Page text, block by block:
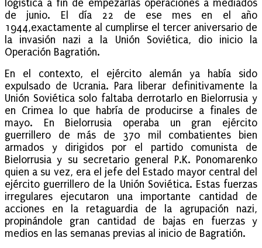
logística a fin de empezarlas operaciones a mediados
de junio. El día 22 de ese mes en el año
1944,exactamente al cumplirse el tercer aniversario de
la invasión nazi a la Unión Soviética, dio inicio la
Operación Bagratión.
En el contexto, el ejército alemán ya había sido
expulsado de Ucrania. Para liberar definitivamente la
Unión Soviética solo faltaba derrotarlo en Bielorrusia y
en Crimea lo que habría de producirse a finales de
mayo. En Bielorrusia operaba un gran ejército
guerrillero de más de 370 mil combatientes bien
armados y dirigidos por el partido comunista de
Bielorrusia y su secretario general P.K. Ponomarenko
quien a su vez, era el jefe del Estado mayor central del
ejército guerrillero de la Unión Soviética. Estas fuerzas
irregulares ejecutaron una importante cantidad de
acciones en la retaguardia de la agrupación nazi,
propinándole gran cantidad de bajas en fuerzas y
medios en las semanas previas al inicio de Bagratión.